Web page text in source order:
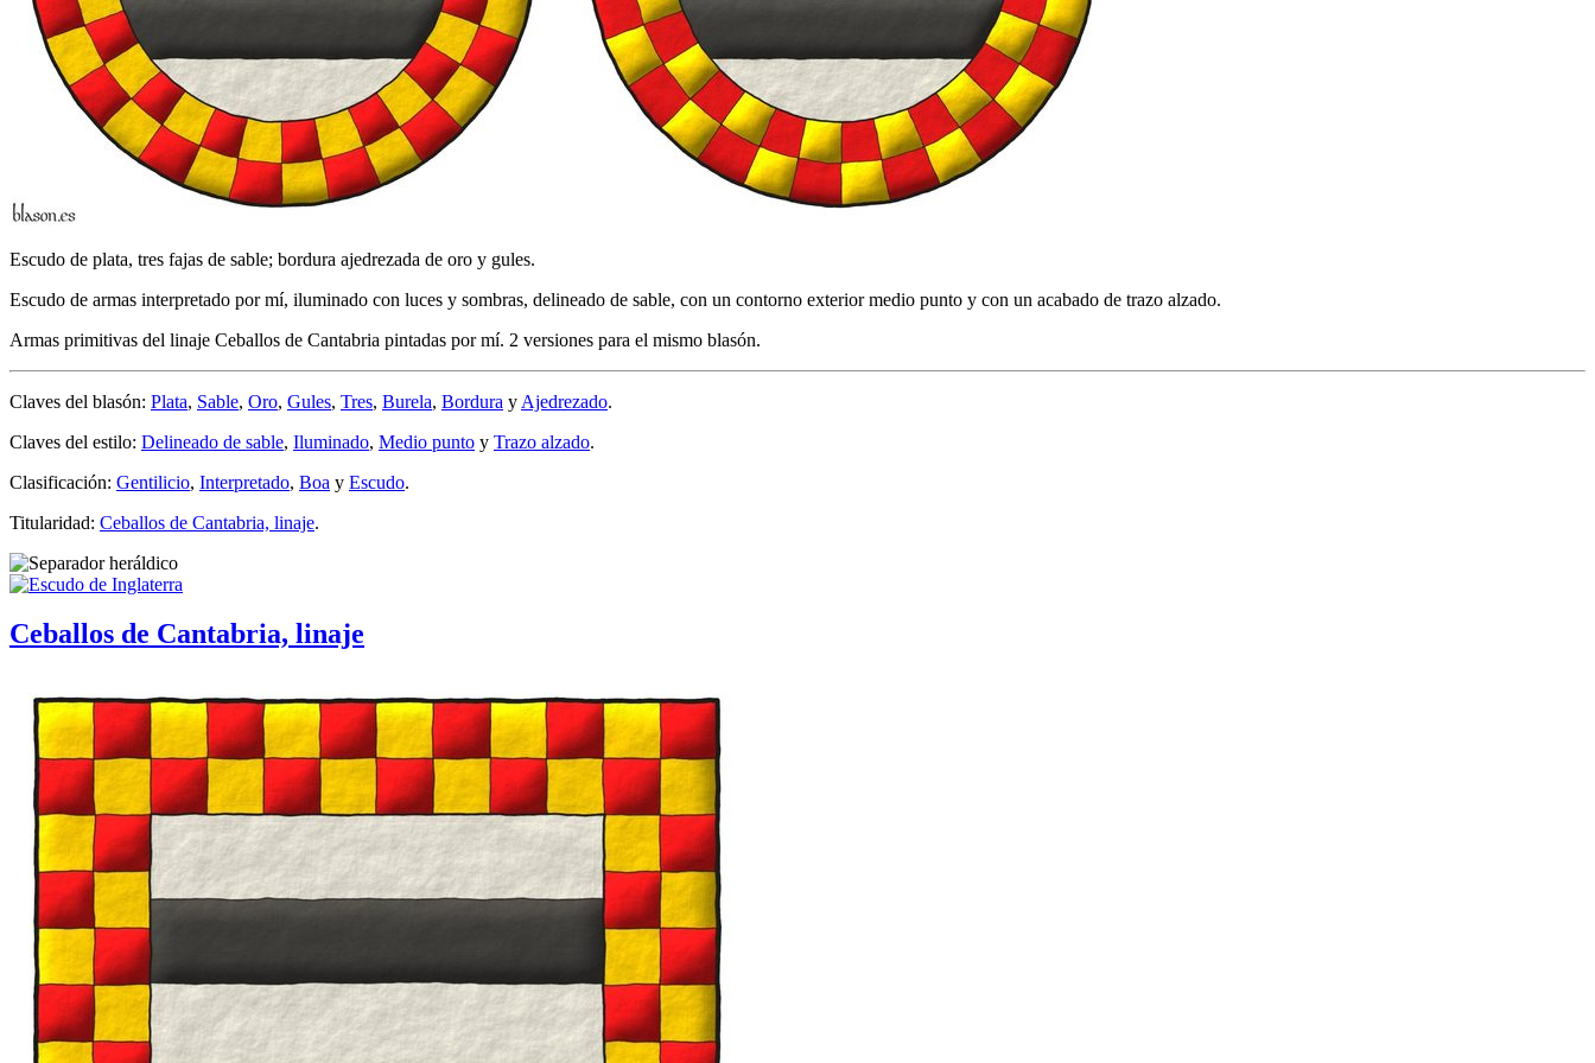
Escudo de plata, tres fajas de sable; bordura ajedrezada de oro y gules.
Escudo de armas interpretado por mí, iluminado con luces y sombras, delineado de sable, con un contorno exterior medio punto y con un acabado de trazo alzado.
Armas primitivas del linaje Ceballos de Cantabria pintadas por mí. 2 versiones para el mismo blasón.
Claves del blasón: Plata, Sable, Oro, Gules, Tres, Burela, Bordura y Ajedrezado.
Claves del estilo: Delineado de sable, Iluminado, Medio punto y Trazo alzado.
Clasificación: Gentilicio, Interpretado, Boa y Escudo.
Titularidad: Ceballos de Cantabria, linaje.
Ceballos de Cantabria, linaje